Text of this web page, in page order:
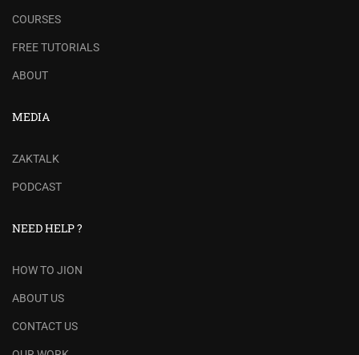
COURSES
FREE TUTORIALS
ABOUT
MEDIA
ZAKTALK
PODCAST
NEED HELP ?
HOW TO JION
ABOUT US
CONTACT US